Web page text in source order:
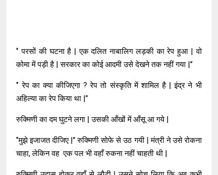
‘’ परसों की घटना है | एक दलित नाबालिग लड़की का रेप हुआ | वो
कोमा में पड़ी है | सरकार का कोई आदमी उसे देखने तक नहीं गया |’’
‘’ रेप का क्या कीजिएगा ? रेप तो संस्कृति में शामिल है | इंद्र ने भी
अहिल्या का रेप किया था |’’
रुक्मिणी का दम घुटने लगा | उसकी आँखों में आँसू आ गये |
‘’मुझे इजाजत दीजिए |’’ रुक्मिणी सोफे से उठ गयी | मंत्री ने उसे रोकना
चाहा, लेकिन वह एक पल भी वहाँ रुकना नहीं चाहती थी |